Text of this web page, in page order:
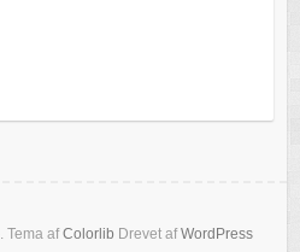
. Tema afColorlib Drevet afWordPress